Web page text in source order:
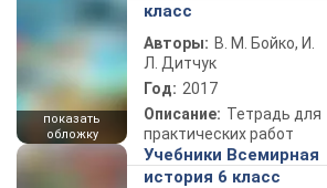
показать
обложку
класс
Авторы: В. М. Бойко, И.
Л. Дитчук
Год: 2017
Описание: Тетрадь для
практических работ
Учебники Всемирная
история 6 класс